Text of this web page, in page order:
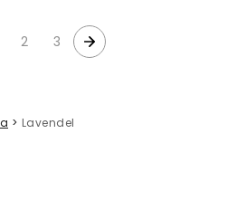
2 3
> Lavendel